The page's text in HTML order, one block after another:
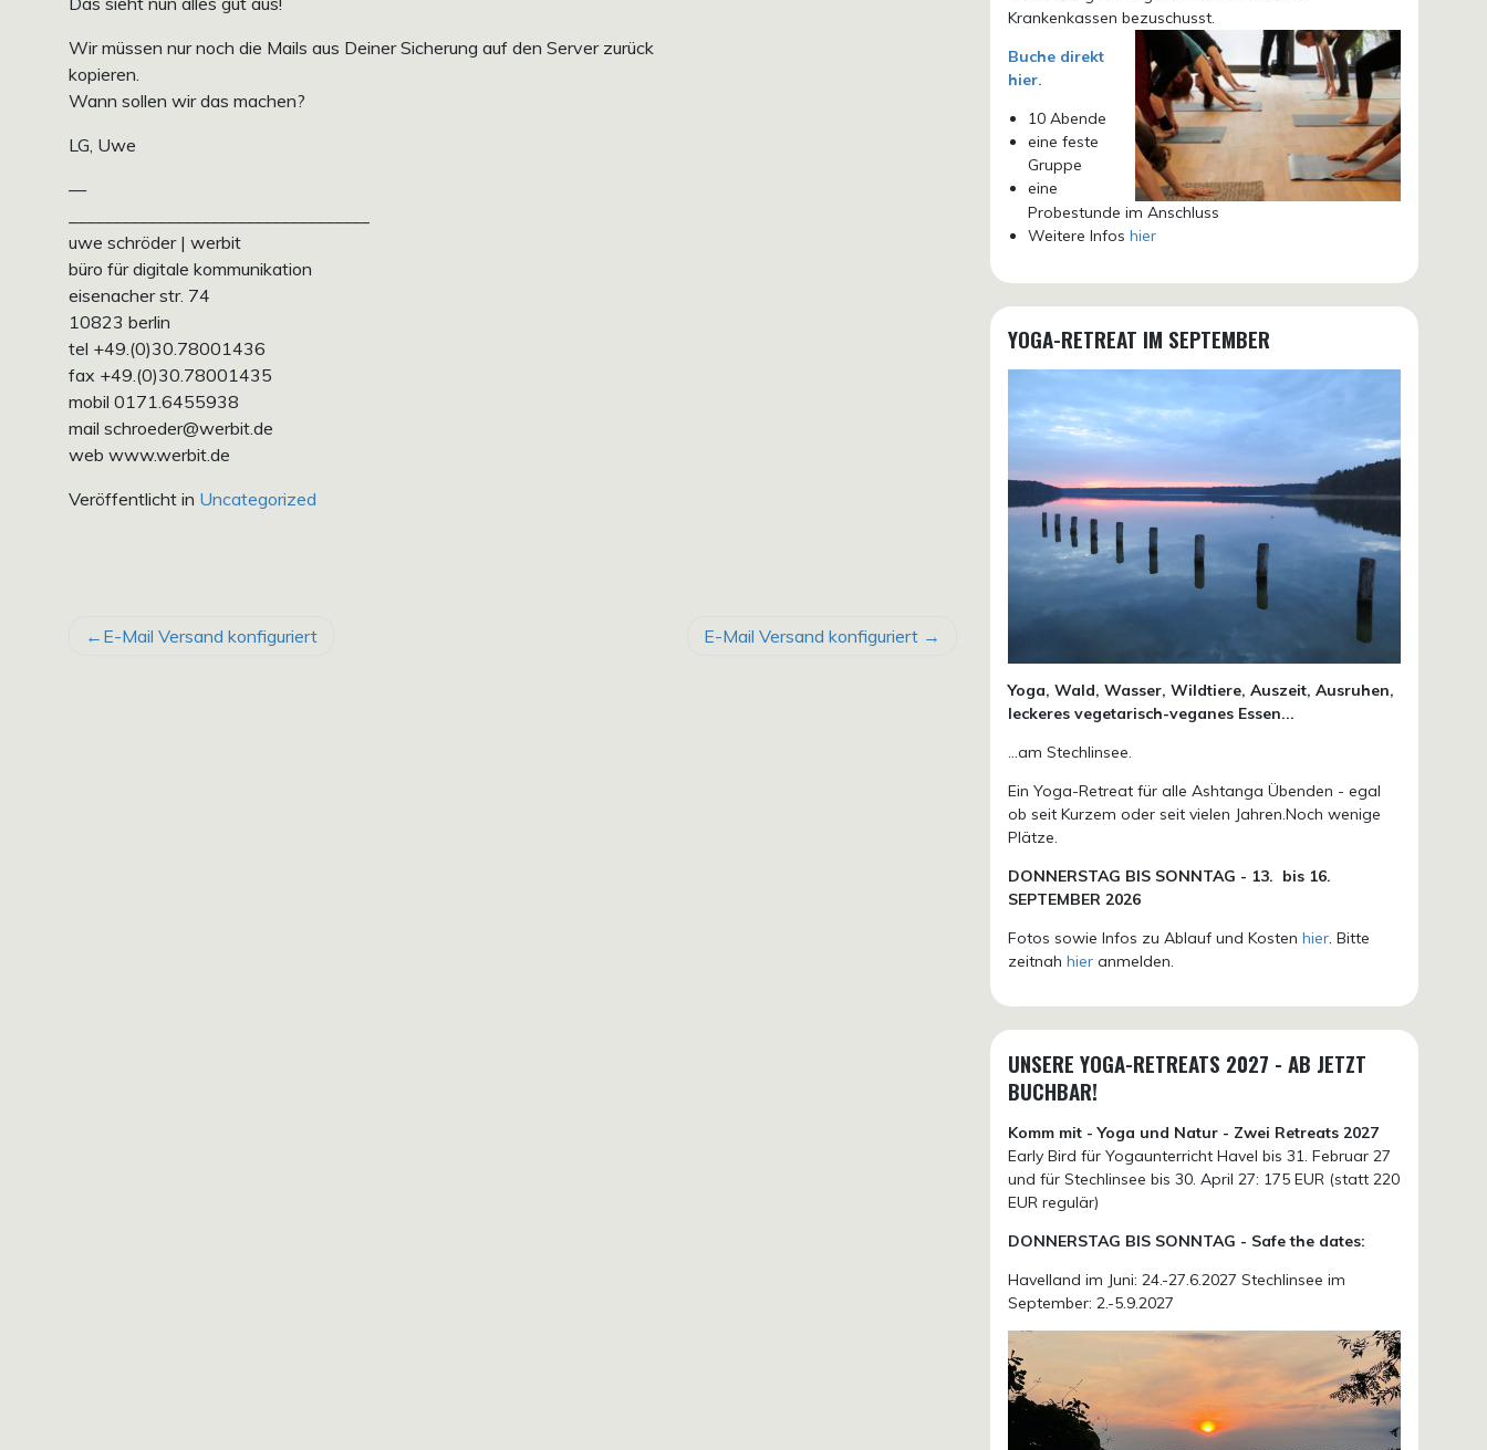
Wir müssen nur noch die Mails aus Deiner Sicherung auf den Server zurück
kopieren.
Wann sollen wir das machen?
LG, Uwe
—
uwe schröder | werbit
büro für digitale kommunikation
eisenacher str. 74
10823 berlin
tel +49.(0)30.78001436
fax +49.(0)30.78001435
mobil 0171.6455938
mail schroeder@werbit.de
web www.werbit.de
Veröffentlicht in Uncategorized
BEITRAGSNAVIGATION
E-Mail Versand konfiguriert E-Mail Versand konfiguriert
Krankenkassen bezuschusst.
Buche direkt
hier.
10 Abende
eine feste
Gruppe
eine
Probestunde im Anschluss
Weitere Infos hier
YOGA-RETREAT IM SEPTEMBER
Yoga, Wald, Wasser, Wildtiere, Auszeit, Ausruhen,
leckeres vegetarisch-veganes Essen...
...am Stechlinsee.
Ein Yoga-Retreat für alle Ashtanga Übenden - egal
ob seit Kurzem oder seit vielen Jahren.Noch wenige
Plätze.
DONNERSTAG BIS SONNTAG - 13. bis 16.
SEPTEMBER 2026
Fotos sowie Infos zu Ablauf und Kostenhier. Bitte
zeitnahhier anmelden.
UNSERE YOGA-RETREATS 2027 - AB JETZT
BUCHBAR!
Komm mit - Yoga und Natur - Zwei Retreats 2027
Early Bird für Yogaunterricht Havel bis 31. Februar 27
und für Stechlinsee bis 30. April 27: 175 EUR (statt 220
EUR regulär)
DONNERSTAG BIS SONNTAG - Safe the dates:
Havelland im Juni: 24.-27.6.2027 Stechlinsee im
September: 2.-5.9.2027